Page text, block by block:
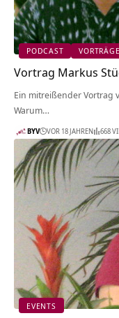
PODCAST VORTRÄGE
Vortrag Markus
Ein mitreißender Vortrag
Warum…
BYV VOR 18 JAHREN 668
EVENTS